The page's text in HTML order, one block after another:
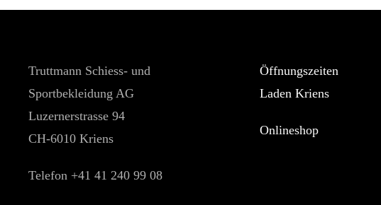
Truttmann Schiess- und
Sportbekleidung AG
Luzernerstrasse 94
CH-6010 Kriens
Telefon +41 41 240 99 08
Öffnungszeiten
Laden Kriens
Onlineshop